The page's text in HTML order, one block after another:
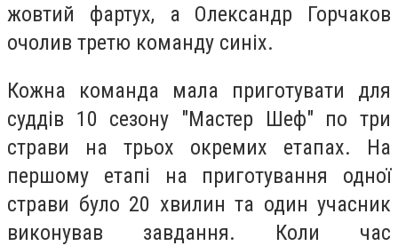
жовтий фартух, а Олександр Горчаков
очолив третю команду синіх.
Кожна команда мала приготувати для
суддів 10 сезону "Мастер Шеф" по три
страви на трьох окремих етапах. На
першому етапі на приготування одної
страви було 20 хвилин та один учасник
виконував завдання. Коли час